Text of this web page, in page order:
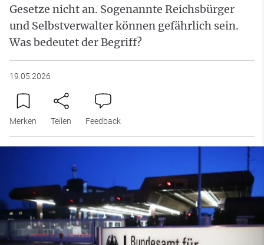
Gesetze nicht an. Sogenannte Reichsbürger
und Selbstverwalter können gefährlich sein.
Was bedeutet der Begriff?
19.05.2026
Merken Teilen Feedback